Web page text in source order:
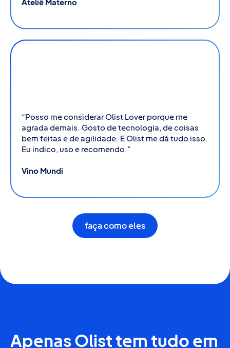
Ateliê Materno
“Posso me considerar Olist Lover porque me
agrada demais. Gosto de tecnologia, de coisas
bem feitas e de agilidade. E Olist me dá tudo isso.
Eu indico, uso e recomendo.”
Vino Mundi
faça como eles
Apenas Olist tem tudo em